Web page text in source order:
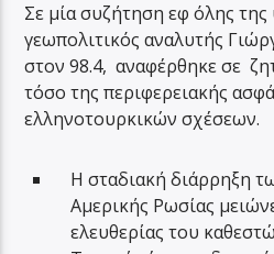
Σε μία συζήτηση εφ όλης
γεωπολιτικός αναλυτής
στον 98.4, αναφέρθηκε σε
τόσο της περιφερειακής
ελληνοτουρκικών σχέσεων.
Η σταδιακή διάρρηξη
Αμερικής Ρωσίας
ελευθερίας του